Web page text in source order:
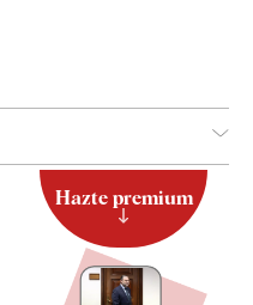
Hazte premium